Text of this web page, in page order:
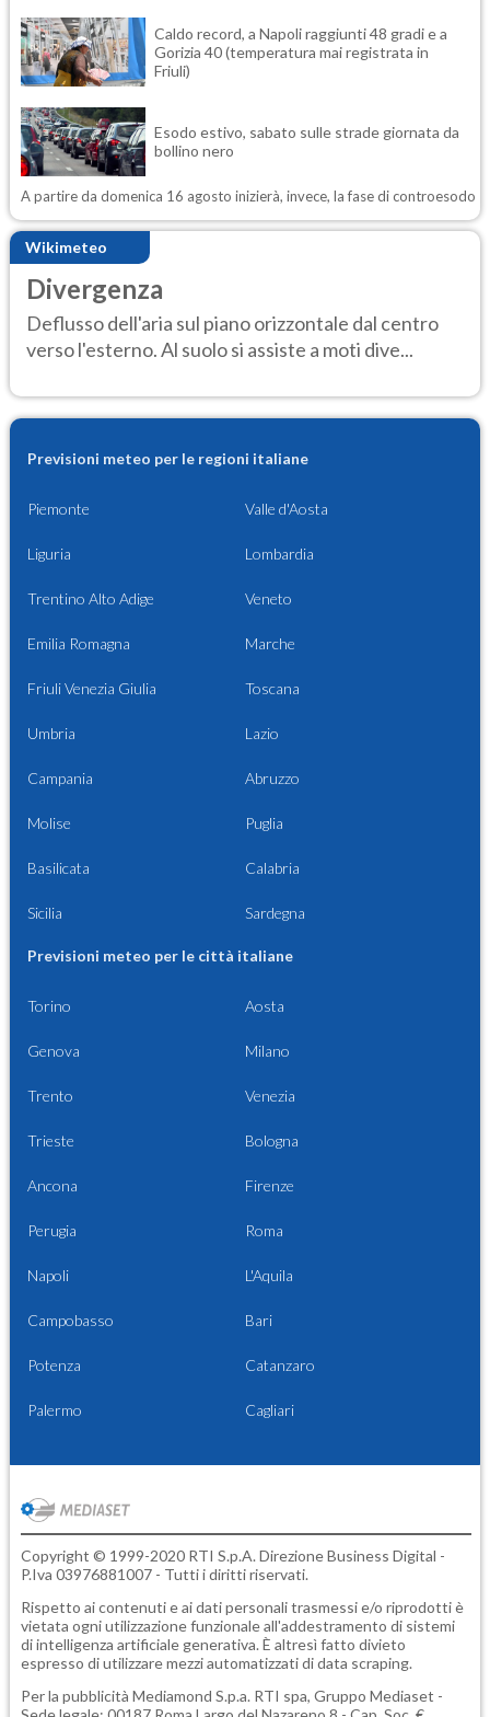
Caldo record, a Napoli raggiunti 48 gradi e a
Gorizia 40 (temperatura mai registrata in
Friuli)
Esodo estivo, sabato sulle strade giornata da
bollino nero
A partire da domenica 16 agosto inizierà, invece, la fase di controesodo
Wikimeteo
Divergenza
Deflusso dell'aria sul piano orizzontale dal centro
verso l'esterno. Al suolo si assiste a moti dive...
Previsioni meteo per le regioni italiane
Piemonte Valle d'Aosta
Liguria Lombardia
Trentino Alto Adige Veneto
Emilia Romagna Marche
Friuli Venezia Giulia Toscana
Umbria Lazio
Campania Abruzzo
Molise Puglia
Basilicata Calabria
Sicilia Sardegna
Previsioni meteo per le città italiane
Torino Aosta
Genova Milano
Trento Venezia
Trieste Bologna
Ancona Firenze
Perugia Roma
Napoli L'Aquila
Campobasso Bari
Potenza Catanzaro
Palermo Cagliari
Copyright © 1999-2020 RTI S.p.A. Direzione Business Digital -
P.Iva 03976881007 - Tutti i diritti riservati.
Rispetto ai contenuti e ai dati personali trasmessi e/o riprodotti è
vietata ogni utilizzazione funzionale all'addestramento di sistemi
di intelligenza artificiale generativa. È altresì fatto divieto
espresso di utilizzare mezzi automatizzati di data scraping.
Per la pubblicità Mediamond S.p.a. RTI spa, Gruppo Mediaset -